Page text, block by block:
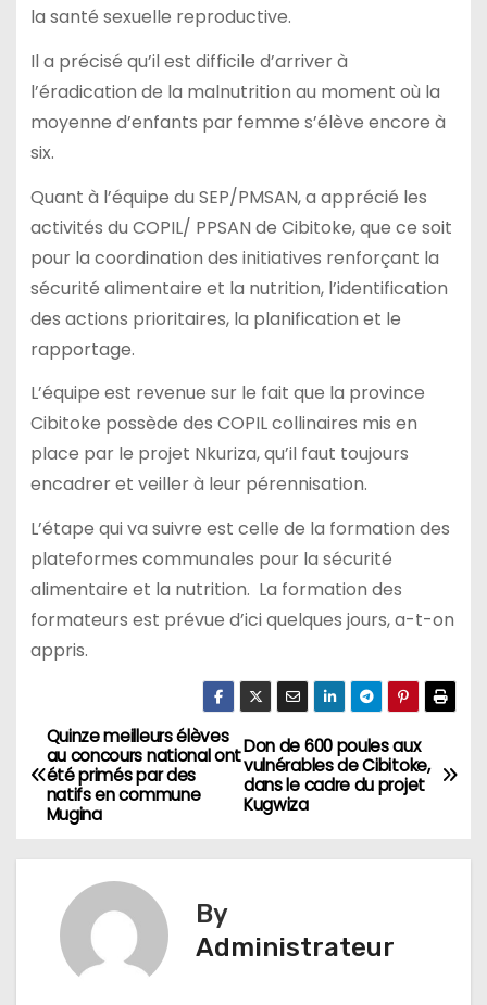
la santé sexuelle reproductive.
Il a précisé qu’il est difficile d’arriver à
l’éradication de la malnutrition au moment où la
moyenne d’enfants par femme s’élève encore à
six.
Quant à l’équipe du SEP/PMSAN, a apprécié les
activités du COPIL/ PPSAN de Cibitoke, que ce soit
pour la coordination des initiatives renforçant la
sécurité alimentaire et la nutrition, l’identification
des actions prioritaires, la planification et le
rapportage.
L’équipe est revenue sur le fait que la province
Cibitoke possède des COPIL collinaires mis en
place par le projet Nkuriza, qu’il faut toujours
encadrer et veiller à leur pérennisation.
L’étape qui va suivre est celle de la formation des
plateformes communales pour la sécurité
alimentaire et la nutrition. La formation des
formateurs est prévue d’ici quelques jours, a-t-on
appris.
Navigation
de
Don de 600 poules aux
vulnérables de Cibitoke,
dans le cadre du projet
Kugwiza
Quinze meilleurs élèves
au concours national ont
été primés par des
natifs en commune
Mugina
By
Administrateur